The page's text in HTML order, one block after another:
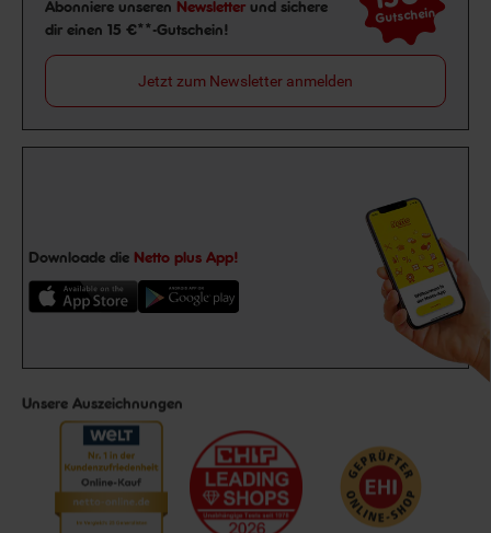
Abonniere unseren Newsletter und sichere
dir einen 15 €**-Gutschein!
Gutschein
Jetzt zum Newsletter anmelden
Downloade die Netto plus App!
Unsere Auszeichnungen